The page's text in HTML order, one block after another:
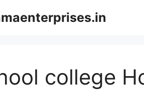
college